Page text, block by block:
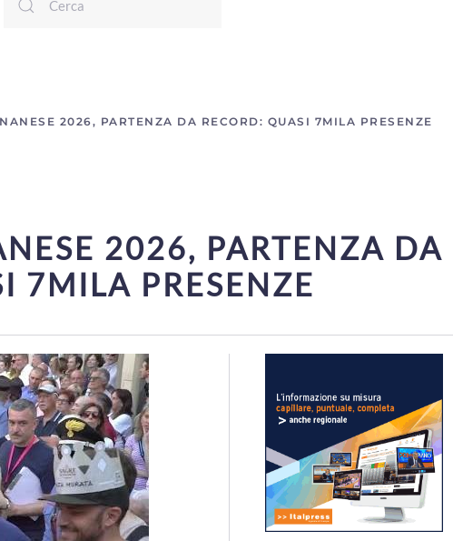
2026, PARTENZA DA RECORD: QUASI 7MILA PRESENZE
2026, PARTENZA DA
7MILA PRESENZE